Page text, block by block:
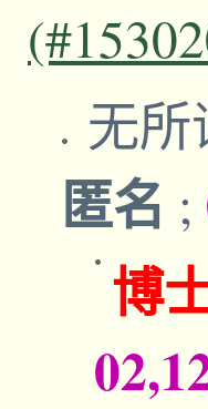
无
匿名 ;
博